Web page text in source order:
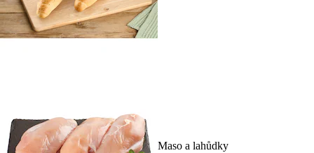
Maso a lahůdky